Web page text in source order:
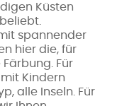
Küsten
spannender
hier die, für
Für
Kindern
alle Inseln. Für